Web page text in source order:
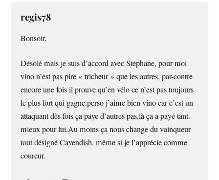
regis78
Bonsoir,
Désolé mais je suis d’accord avec Stéphane, pour moi
vino n’est pas pire « tricheur » que les autres, par-contre
encore une fois il prouve qu’en vélo ce n’est pas toujours
le plus fort qui gagne.perso j’aime bien vino car c’est un
attaquant dès fois ça paye d’autres pas,là ça a payé tant-
mieux pour lui.Au moins ça nous change du vainqueur
tout désigné Cavendish, même si je l’apprécie comme
coureur.